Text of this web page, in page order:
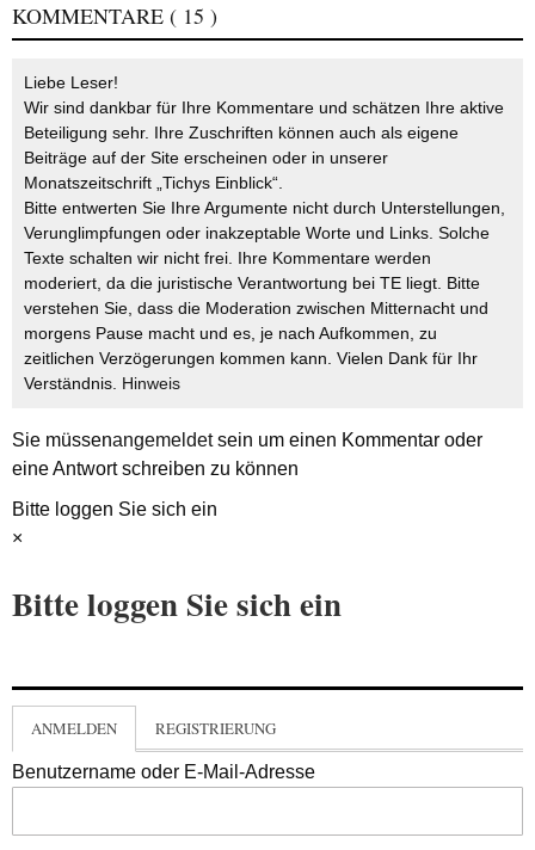
KOMMENTARE ( 15 )
Liebe Leser!
Wir sind dankbar für Ihre Kommentare und schätzen Ihre aktive
Beteiligung sehr. Ihre Zuschriften können auch als eigene
Beiträge auf der Site erscheinen oder in unserer
Monatszeitschrift „Tichys Einblick“.
Bitte entwerten Sie Ihre Argumente nicht durch Unterstellungen,
Verunglimpfungen oder inakzeptable Worte und Links. Solche
Texte schalten wir nicht frei. Ihre Kommentare werden
moderiert, da die juristische Verantwortung bei TE liegt. Bitte
verstehen Sie, dass die Moderation zwischen Mitternacht und
morgens Pause macht und es, je nach Aufkommen, zu
zeitlichen Verzögerungen kommen kann. Vielen Dank für Ihr
Verständnis. Hinweis
Sie müssenangemeldetsein um einen Kommentar oder
eine Antwort schreiben zu können
Bitte loggen Sie sich ein
×
Bitte loggen Sie sich ein
ANMELDEN REGISTRIERUNG
Benutzername oder E-Mail-Adresse